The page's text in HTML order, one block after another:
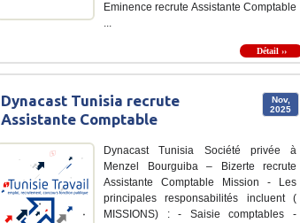
Eminence recrute Assistante Comptable
...
Détail ››
Nov,
2025
Dynacast Tunisia recrute
Assistante Comptable
Dynacast Tunisia Société privée à
Menzel Bourguiba – Bizerte recrute
Assistante Comptable Mission - Les
principales responsabilités incluent (
MISSIONS) : - Saisie comptables -